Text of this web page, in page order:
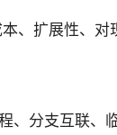
、扩展性、对
、分支互联、